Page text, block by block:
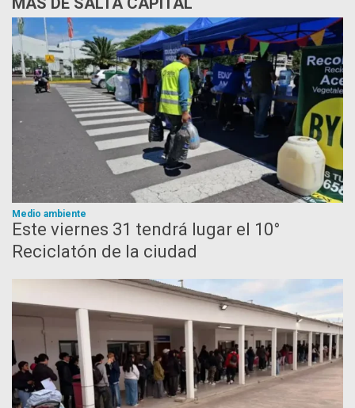
Medio ambiente
Este viernes 31 tendrá lugar el 10°
Reciclatón de la ciudad